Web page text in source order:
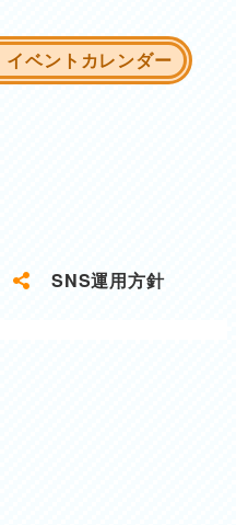
イベントカレンダー
SNS運用方針